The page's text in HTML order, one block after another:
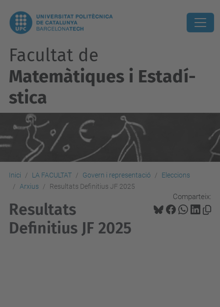
Facultat de
Matemàtiques i Estadí­
stica
Inici LA FACULTAT Govern i representació
Eleccions
Arxius
Resultats Definitius JF 2025
Comparteix:
Resultats
Definitius JF 2025